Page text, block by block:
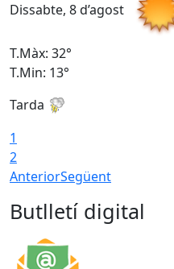
Dissabte, 8 d’agost
T.Màx: 32°
T.Min: 13°
Tarda
1
2
AnteriorSegüent
Butlletí digital